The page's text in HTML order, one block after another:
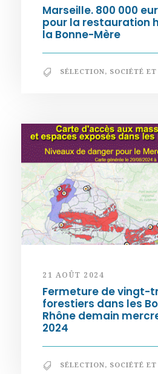
Marseille. 800 000
pour la restauration
la Bonne-Mère
SÉLECTION, SOCIÉTÉ
21 AOÛT 2024
Fermeture de vingt-
forestiers dans les
Rhône demain
2024
SÉLECTION, SOCIÉTÉ